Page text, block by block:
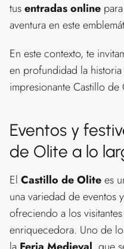
tusentradas online
aventura en este
En este contexto, te
en profundidad la
impresionante Castillo
Eventos y
de Olite a lo
El Castillo de Olitees
una variedad de eventos
ofreciendo a los
enriquecedora. Uno de